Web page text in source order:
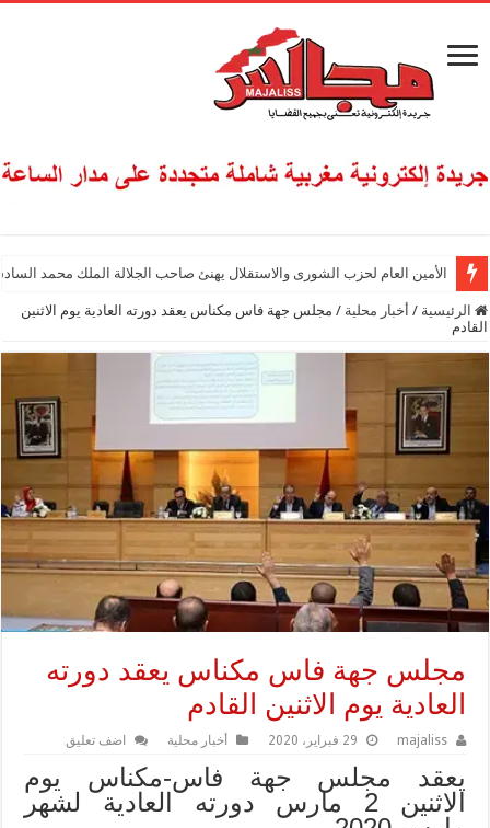
الأمين العام لحزب الشورى والاستقلال يهنئ صاحب الجلالة الملك محمد
الرئيسية / أخبار محلية / مجلس جهة فاس مكناس يعقد دورته العادية يوم الاثنين
القادم
مجلس جهة فاس مكناس يعقد دورته
العادية يوم الاثنين القادم
majaliss 29 فبراير، 2020 أخبار محلية اضف تعليق
يعقد مجلس جهة فاس-مكناس يوم
الاثنين 2 مارس دورته العادية لشهر